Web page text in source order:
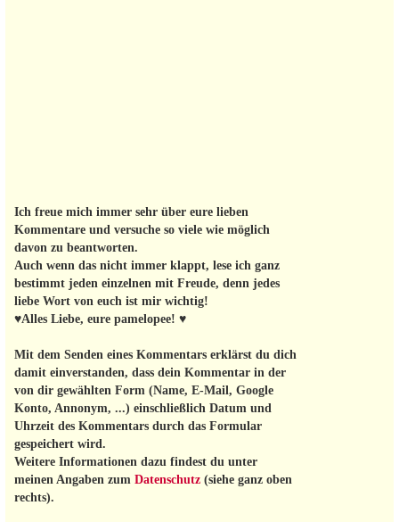
Ich freue mich immer sehr über eure lieben
Kommentare und versuche so viele wie möglich
davon zu beantworten.
Auch wenn das nicht immer klappt, lese ich ganz
bestimmt jeden einzelnen mit Freude, denn jedes
liebe Wort von euch ist mir wichtig!
♥Alles Liebe, eure pamelopee! ♥
Mit dem Senden eines Kommentars erklärst du dich
damit einverstanden, dass dein Kommentar in der
von dir gewählten Form (Name, E-Mail, Google
Konto, Annonym, ...) einschließlich Datum und
Uhrzeit des Kommentars durch das Formular
gespeichert wird.
Weitere Informationen dazu findest du unter
meinen Angaben zum Datenschutz (siehe ganz oben
rechts).